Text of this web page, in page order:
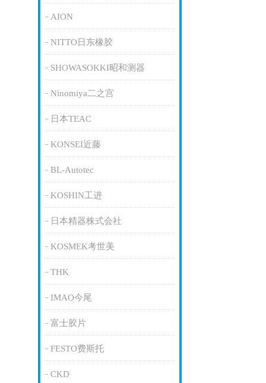
AION
NITTO日东橡胶
SHOWASOKKI昭和测器
Ninomiya二之宫
日本TEAC
KONSEI近藤
BL-Autotec
KOSHIN工进
日本精器株式会社
KOSMEK考世美
THK
IMAO今尾
富士胶片
FESTO费斯托
CKD